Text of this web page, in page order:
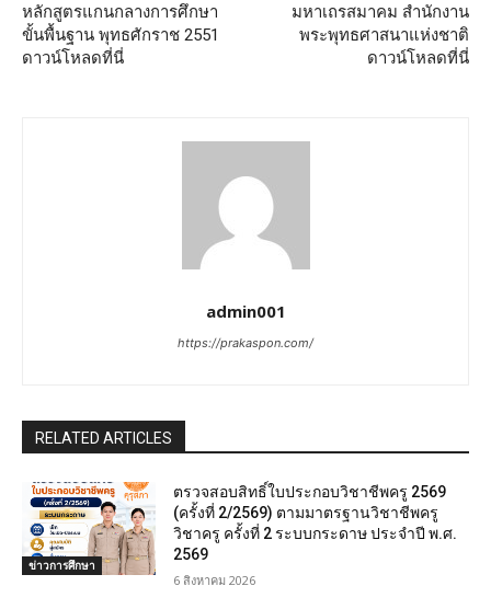
หลักสูตรแกนกลางการศึกษา
ขั้นพื้นฐาน พุทธศักราช 2551
ดาวน์โหลดที่นี่
มหาเถรสมาคม สำนักงาน
พระพุทธศาสนาแห่งชาติ
ดาวน์โหลดที่นี่
admin001
https://prakaspon.com/
RELATED ARTICLES
ข่าวการศึกษา
ตรวจสอบสิทธิ์ใบประกอบวิชาชีพครู 2569
(ครั้งที่ 2/2569) ตามมาตรฐานวิชาชีพครู
วิชาครู ครั้งที่ 2 ระบบกระดาษ ประจำปี พ.ศ.
2569
6 สิงหาคม 2026